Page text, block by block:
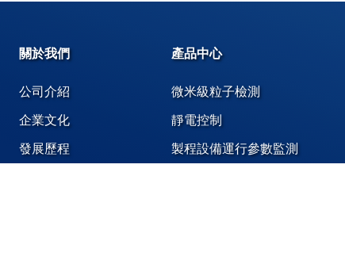
關於我們
公司介紹
企業文化
發展歷程
產品中心
微米級粒子檢測
靜電控制
製程設備運行參數監測